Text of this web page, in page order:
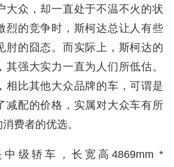
大众，却一直处于不温不火的状
烈的竞争时，斯柯达总让人有些
肘的囧态。而实际上，斯柯达的
其强大实力一直为人们所低估。
相比其他大众品牌的车，可谓是
减配的价格，实属对大众车有所
费者的优选。
级轿车，长宽高4869mm *